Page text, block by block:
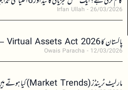
Irfan Ullah 26/03/2026
پاکستان کا Virtual Assets Act 2026 – جائزہ
Owais Paracha 12/03/2026
مارکیٹ ٹرینڈز (Market Trends) کیا ہوتے ہیں؟ 4 موونگ ایوریج ٹولز